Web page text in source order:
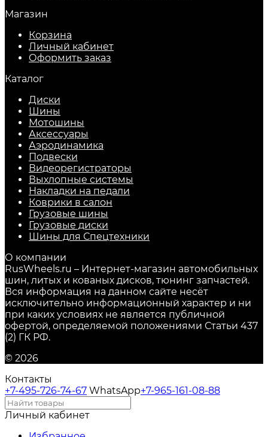
Магазин
Корзина
Личный кабинет
Оформить заказ
Каталог
Диски
Шины
Мотошины
Аксессуары
Аэродинамика
Подвески
Видеорегистраторы
Выхлопные системы
Накладки на педали
Коврики в салон
Грузовые шины
Грузовые диски
Шины для Спецтехники
О компании
RusWheels.ru – Интернет-магазин автомобильных
шин, литых и кованых дисков, тюнинг запчастей.
Вся информация на данном сайте несёт
исключительно информационный характер и ни
при каких условиях не является публичной
офертой, определяемой положениями Статьи 437
(2) ГК РФ.
© 2026
Контакты
+7-495-726-74-67 WhatsApp+7-965-161-08-88
Личный кабинет